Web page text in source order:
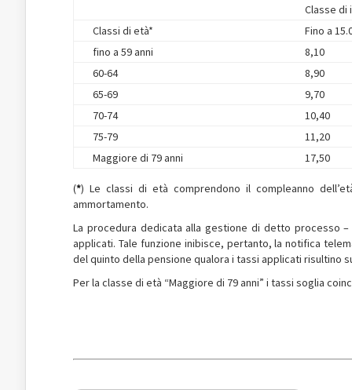
Classe
Classi di età*
Fino a
fino a 59 anni
8,10
60-64
8,90
65-69
9,70
70-74
10,40
75-79
11,20
Maggiore di 79 anni
17,50
(*) Le classi di età comprendono il compleanno
ammortamento.
La procedura dedicata alla gestione di detto processo
applicati. Tale funzione inibisce, pertanto, la notifica
del quinto della pensione qualora i tassi applicati risultino
Per la classe di età “Maggiore di 79 anni” i tassi soglia